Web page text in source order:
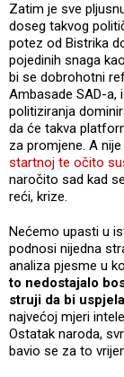
Zatim je sve
doseg takvog
potez od Bistrika
pojedinih snaga
bi se dobrohotni
Ambasade SAD-a,
politiziranja
da će takva
za promjene. A
startnoj te očito
naročito sad kad
reći, krize.
Nećemo upasti u
podnosi nijedna
analiza pjesme u
to nedostajalo
struji da bi uspjela
najvećoj mjeri
Ostatak naroda,
bavio se za to